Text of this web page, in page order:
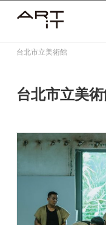
台北市立美術館
台北市立美